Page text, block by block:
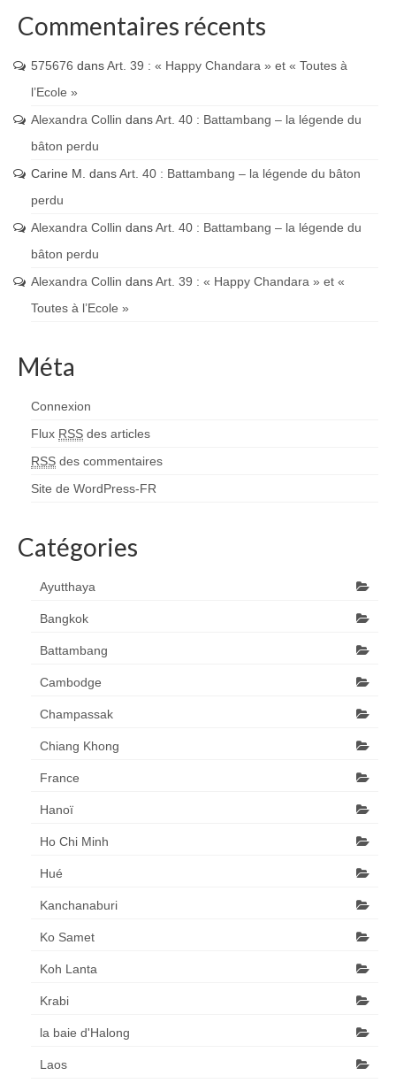
Commentaires récents
575676 dansArt. 39 : « Happy Chandara » et « Toutes à
l’Ecole »
Alexandra Collin dansArt. 40 : Battambang – la légende du
bâton perdu
Carine M. dansArt. 40 : Battambang – la légende du bâton
perdu
Alexandra Collin dansArt. 40 : Battambang – la légende du
bâton perdu
Alexandra Collin dansArt. 39 : « Happy Chandara » et «
Toutes à l’Ecole »
Méta
Connexion
Flux RSS des articles
RSS des commentaires
Site de WordPress-FR
Catégories
Ayutthaya
Bangkok
Battambang
Cambodge
Champassak
Chiang Khong
France
Hanoï
Ho Chi Minh
Hué
Kanchanaburi
Ko Samet
Koh Lanta
Krabi
la baie d'Halong
Laos